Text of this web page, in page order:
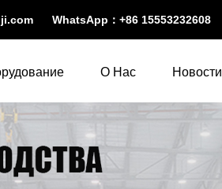
WhatsApp： +86 15553232608
О Нас Новости